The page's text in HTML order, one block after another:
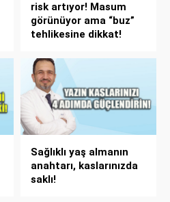
risk artıyor! Masum
görünüyor ama “buz”
tehlikesine dikkat!
Sağlıklı yaş almanın
anahtarı, kaslarınızda
saklı!